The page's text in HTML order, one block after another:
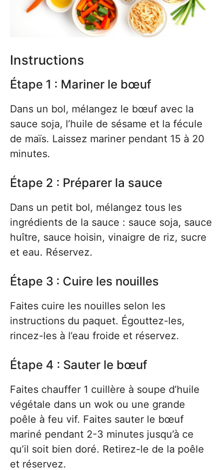
Instructions
Étape 1 : Mariner le bœuf
Dans un bol, mélangez le bœuf avec la
sauce soja, l’huile de sésame et la fécule
de maïs. Laissez mariner pendant 15 à 20
minutes.
Étape 2 : Préparer la sauce
Dans un petit bol, mélangez tous les
ingrédients de la sauce : sauce soja, sauce
huître, sauce hoisin, vinaigre de riz, sucre
et eau. Réservez.
Étape 3 : Cuire les nouilles
Faites cuire les nouilles selon les
instructions du paquet. Égouttez-les,
rincez-les à l’eau froide et réservez.
Étape 4 : Sauter le bœuf
Faites chauffer 1 cuillère à soupe d’huile
végétale dans un wok ou une grande
poêle à feu vif. Faites sauter le bœuf
mariné pendant 2-3 minutes jusqu’à ce
qu’il soit bien doré. Retirez-le de la poêle
et réservez.